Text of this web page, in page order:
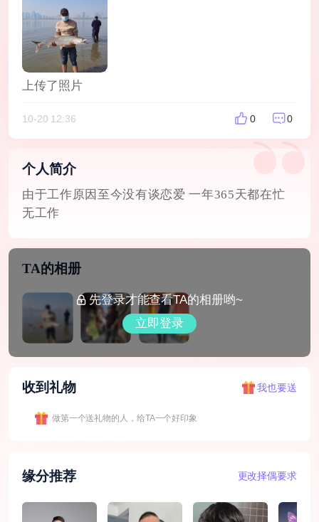
上传了照片
10-20 12:36 0 0
个人简介
由于工作原因至今没有谈恋爱 一年365天都在忙
无工作
TA的相册
先登录才能查看TA的相册哟~
立即登录
收到礼物 我也要送
做第一个送礼物的人，给TA一个好印象
缘分推荐 更改择偶要求